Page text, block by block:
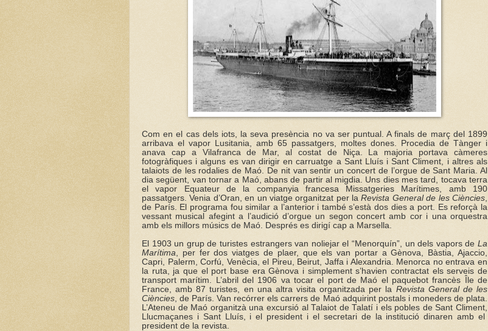
Com en el cas dels iots, la seva presència no va ser puntual. A finals de març del 1899
arribava el vapor Lusitania, amb 65 passatgers, moltes dones. Procedia de Tànger i
anava cap a Vilafranca de Mar, al costat de Niça. La majoria portava càmeres
fotogràfiques i alguns es van dirigir en carruatge a Sant Lluís i Sant Climent, i altres als
talaiots de les rodalies de Maó. De nit van sentir un concert de l’orgue de Sant Maria. Al
dia següent, van tornar a Maó, abans de partir al migdia. Uns dies mes tard, tocava terra
el vapor Equateur de la companyia francesa Missatgeries Marítimes, amb 190
passatgers. Venia d’Oran, en un viatge organitzat per laRevista General de les Ciències
de París. El programa fou similar a l’anterior i també s’està dos dies a port. Es reforçà la
vessant musical afegint a l’audició d’orgue un segon concert amb cor i una orquestra
amb els millors músics de Maó. Després es dirigí cap a Marsella.
El 1903 un grup de turistes estrangers van noliejar el “Menorquín”, un dels vapors de La
Marítima , per fer dos viatges de plaer, que els van portar a Gènova, Bàstia, Ajaccio,
Capri, Palerm, Corfú, Venècia, el Pireu, Beirut, Jaffa i Alexandria. Menorca no entrava en
la ruta, ja que el port base era Gènova i simplement s’havien contractat els serveis de
transport marítim. L’abril del 1906 va tocar el port de Maó el paquebot francès Île de
France, amb 87 turistes, en una altra visita organitzada per la Revista General de les
Ciències , de París. Van recórrer els carrers de Maó adquirint postals i moneders de plata.
L’Ateneu de Maó organitzà una excursió al Talaiot de Talatí i els pobles de Sant Climent,
Llucmaçanes i Sant Lluís, i el president i el secretari de la institució dinaren amb el
president de la revista.